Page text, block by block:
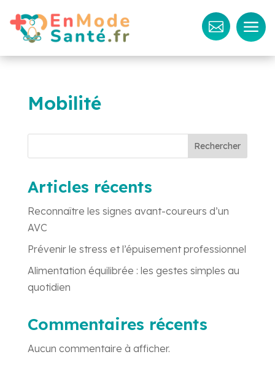
a

Mobilité
Rechercher
Articles récents
Reconnaître les signes avant-coureurs d’un
AVC
Prévenir le stress et l’épuisement professionnel
Alimentation équilibrée : les gestes simples au
quotidien
Commentaires récents
Aucun commentaire à afficher.